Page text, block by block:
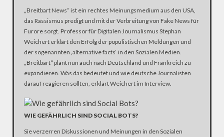
„Breitbart News“ ist ein rechtes Meinungsmedium aus den USA,
das Rassismus predigt und mit der Verbreitung von Fake News für
Furore sorgt. Professor für Digitalen Journalismus Stephan
Weichert erklärt den Erfolg der populistischen Meldungen und
der sogenannten ‚alternative facts‘ in den Sozialen Medien.
„Breitbart“ plant nun auch nach Deutschland und Frankreich zu
expandieren. Was das bedeutet und wie deutsche Journalisten
darauf reagieren sollten, erklärt Weichert im Interview.
WIE GEFÄHRLICH SIND SOCIAL BOTS?
Sie verzerren Diskussionen und Meinungen in den Sozialen